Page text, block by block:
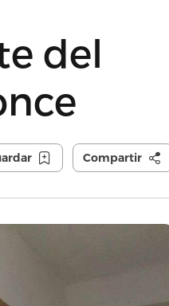
del
Compartir